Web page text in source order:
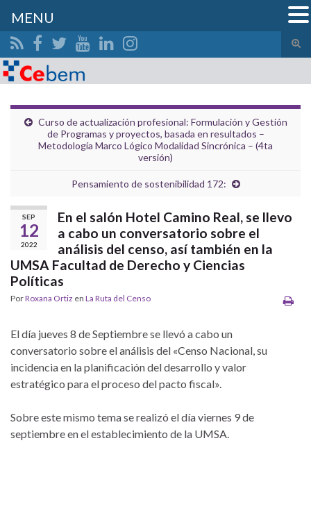
el
Search for:
Curso de actualización profesional: Formulación y Gestión
de Programas y proyectos, basada en resultados –
Metodología Marco Lógico Modalidad Sincrónica – (4ta
versión)
Pensamiento de sostenibilidad 172:
SEP
12
2022
En el salón Hotel Camino Real, se llevo
a cabo un conversatorio sobre el
análisis del censo, así también en la
UMSA Facultad de Derecho y Ciencias
Políticas
PorRoxana Ortiz en La Ruta del Censo
El día jueves 8 de Septiembre se llevó a cabo un
conversatorio sobre el análisis del «Censo Nacional, su
incidencia en la planificación del desarrollo y valor
estratégico para el proceso del pacto fiscal».
Sobre este mismo tema se realizó el día viernes 9 de
septiembre en el establecimiento de la UMSA.
MENU